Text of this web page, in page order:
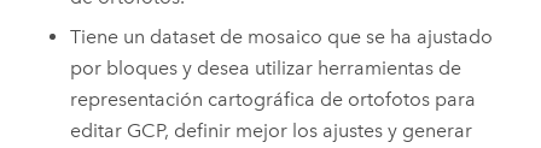
Tiene un dataset de mosaico que se ha ajustado
por bloques y desea utilizar herramientas de
representación cartográfica de ortofotos para
editar GCP, definir mejor los ajustes y generar